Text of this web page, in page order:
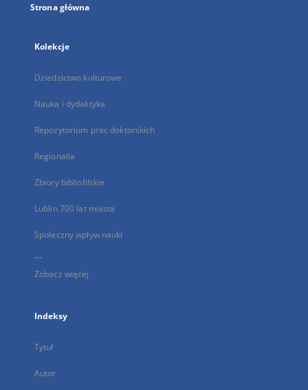
Strona główna
Kolekcje
Dziedzictwo kulturowe
Nauka i dydaktyka
Repozytorium prac doktorskich
Regionalia
Zbiory bibliofilskie
Lublin 700 lat miasta
Społeczny wpływ nauki
...
Zobacz więcej
Indeksy
Tytuł
Autor